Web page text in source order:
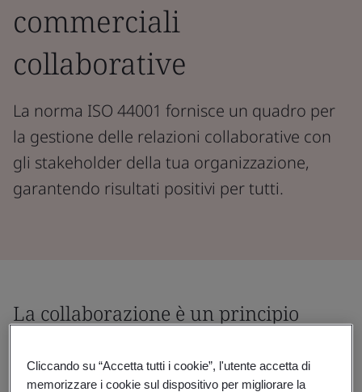
commerciali
collaborative
La norma ISO 44001 fornisce un quadro per
la gestione delle relazioni collaborative con
gli stakeholder della tua organizzazione,
garantendo risultati positivi per tutti.
La collaborazione è un principio
l'efficienza e il progresso aziendale.
Cliccando su “Accetta tutti i cookie”, l'utente accetta di
memorizzare i cookie sul dispositivo per migliorare la